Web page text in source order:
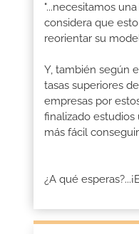
"...necesitamos
considera que
reorientar su
Y, también según
tasas superiores
empresas por
finalizado
más fácil
¿A qué